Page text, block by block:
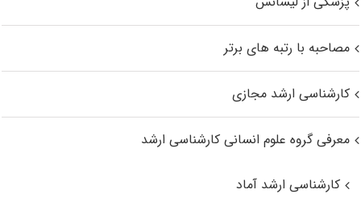
مصاحبه با رتبه های برتر
کارشناسی ارشد مجازی
معرفی گروه علوم انسانی کارشناسی ارشد
کارشناسی ارشد آماد